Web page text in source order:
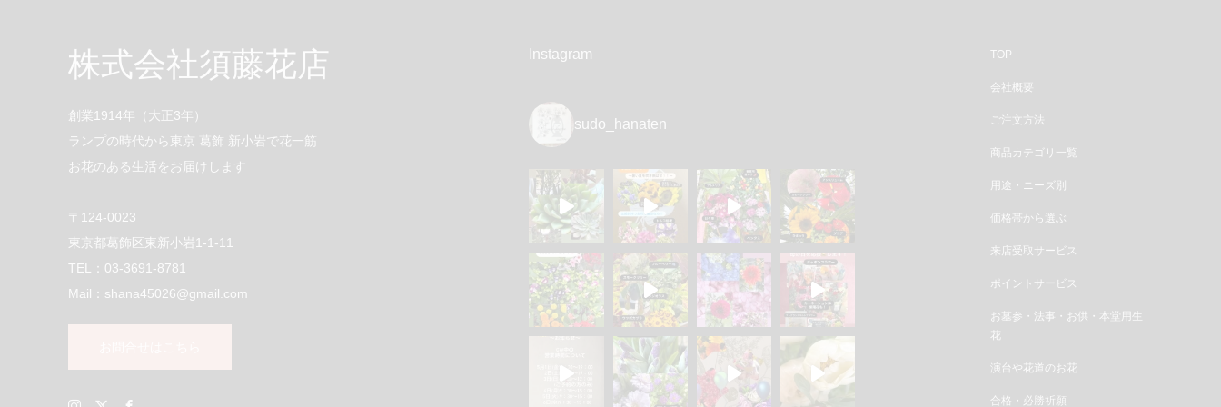
株式会社須藤花店
創業1914年（大正3年）
ランプの時代から東京 葛飾 新小岩で花一筋
お花のある生活をお届けします
〒124-0023
東京都葛飾区東新小岩1-1-11
TEL：03-3691-8781
Mail：shana45026@gmail.com
Instagram
sudo_hanaten
TOP
会社概要
ご注文方法
商品カテゴリ一覧
用途・ニーズ別
価格帯から選ぶ
来店受取サービス
ポイントサービス
お墓参・法事・お供・本堂用生
花
演台や花道のお花
合格・必勝祈願